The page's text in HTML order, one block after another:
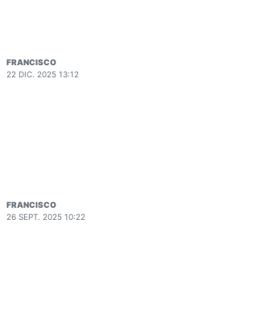
FRANCISCO
22 DIC. 2025 13:12
FRANCISCO
26 SEPT. 2025 10:22